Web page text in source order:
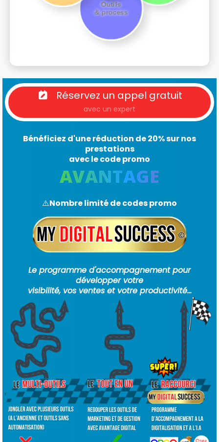
Outils
& process
Réservez un appel gratuit
avec un expert
Bénéficiez d'une réduction de 20% sur nos
prestations
avec le code promo
AVANTAGE
⚠️Nombre limité de codes promo
Le programme d'accompagnement pour
développer votre
visibilité, vos ventes et votre productivité...